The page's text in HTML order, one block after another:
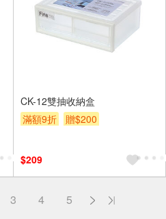
CK-12雙抽收納盒
滿額9折
贈$200
$209
3 4 5